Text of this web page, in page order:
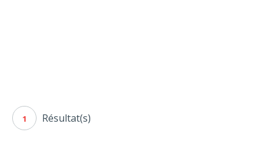
1 Résultat(s)